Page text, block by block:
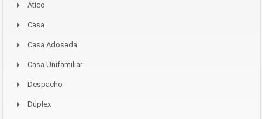
Ático
Casa
Casa Adosada
Casa Unifamiliar
Despacho
Dúplex